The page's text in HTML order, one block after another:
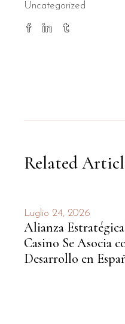
Uncategorized
Related
Luglio 24, 2026
Alianza
Casino Se Asocia
Desarrollo en